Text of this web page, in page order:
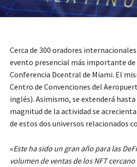
Cerca de 300 oradores
evento presencial más importante de
Conferencia Dcentral de Miami. El
Centro de Convenciones del
inglés). Asimismo, se extenderá hasta
magnitud de la actividad se
de estos dos universos relacionados
«Este ha sido un gran año para las
volumen de ventas de los NFT